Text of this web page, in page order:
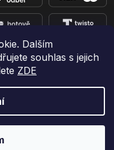
Dalším
souhlas s jejich
ZDE
na sítích